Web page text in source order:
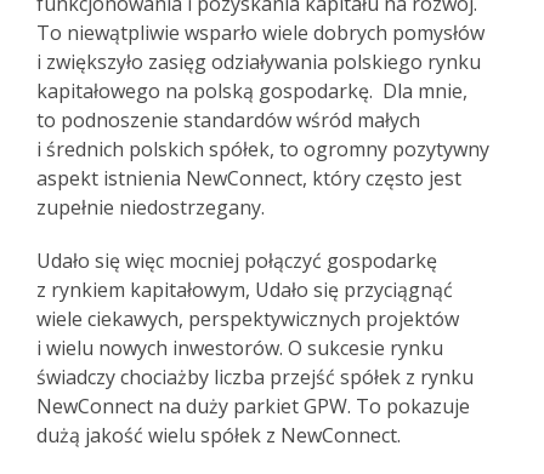
To niewątpliwie wsparło wiele dobrych pomysłów
i zwiększyło zasięg odziaływania polskiego rynku
kapitałowego na polską gospodarkę. Dla mnie,
to podnoszenie standardów wśród małych
i średnich polskich spółek, to ogromny pozytywny
aspekt istnienia NewConnect, który często jest
zupełnie niedostrzegany.
Udało się więc mocniej połączyć gospodarkę
z rynkiem kapitałowym, Udało się przyciągnąć
wiele ciekawych, perspektywicznych projektów
i wielu nowych inwestorów. O sukcesie rynku
świadczy chociażby liczba przejść spółek z rynku
NewConnect na duży parkiet GPW. To pokazuje
dużą jakość wielu spółek z NewConnect.